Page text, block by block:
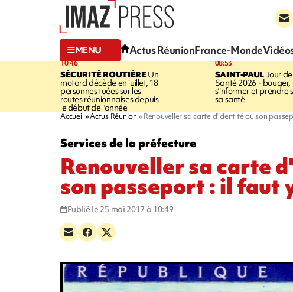
MENU Actus RéunionFrance-Monde
10:46
SÉCURITÉ ROUTIÈREUn
motard décède en juillet, 18
personnes tuées sur les
routes réunionnaises depuis
le début de l'année
08:53
SAINT-PAULJour
Santé 2026 - bouger,
s’informer et prendre
sa santé
Accueil Actus Réunion Renouveller sa carte d'identité ou son
Services de la préfecture
Renouveller sa carte
son passeport : il faut
Publié le 25 mai 2017 à 10:49